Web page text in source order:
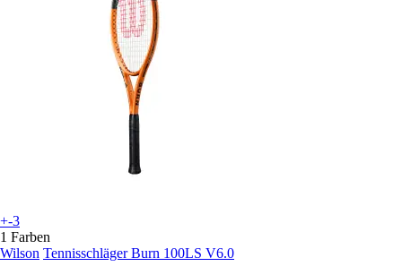
+-3
1 Farben
Wilson Tennisschläger Burn 100LS V6.0